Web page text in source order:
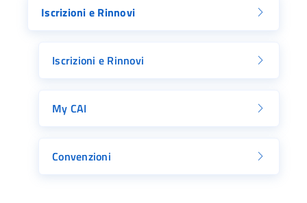
Iscrizioni e Rinnovi
Iscrizioni e Rinnovi
My CAI
Convenzioni